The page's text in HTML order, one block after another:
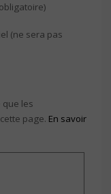
(ne sera pas
que les
page. En savoir